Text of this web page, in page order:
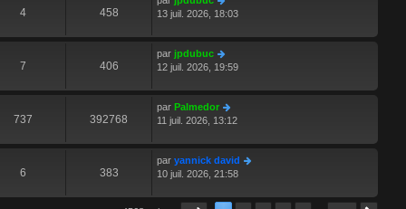
4 458
13 juil. 2026, 18:03
7 406
par jpdubuc
12 juil. 2026, 19:59
737 392768
par Palmedor
11 juil. 2026, 13:12
6 383
par yannick david
10 juil. 2026, 21:58